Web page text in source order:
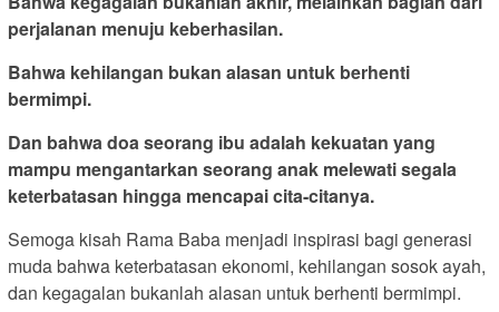
perjalanan menuju keberhasilan.
Bahwa kehilangan bukan alasan untuk berhenti
bermimpi.
Dan bahwa doa seorang ibu adalah kekuatan yang
mampu mengantarkan seorang anak melewati segala
keterbatasan hingga mencapai cita-citanya.
Semoga kisah Rama Baba menjadi inspirasi bagi generasi
muda bahwa keterbatasan ekonomi, kehilangan sosok ayah,
dan kegagalan bukanlah alasan untuk berhenti bermimpi.